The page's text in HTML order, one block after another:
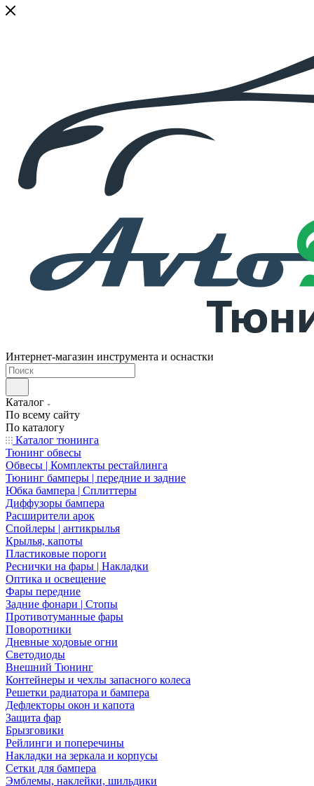
Интернет-магазин инструмента и оснастки
Каталог
По всему сайту
По каталогу
Каталог тюнинга
Тюнинг обвесы
Обвесы | Комплекты рестайлинга
Тюнинг бамперы | передние и задние
Юбка бампера | Сплиттеры
Диффузоры бампера
Расширители арок
Спойлеры | антикрылья
Крылья, капоты
Пластиковые пороги
Реснички на фары | Накладки
Оптика и освещение
Фары передние
Задние фонари | Стопы
Противотуманные фары
Поворотники
Дневные ходовые огни
Светодиоды
Внешний Тюнинг
Контейнеры и чехлы запасного колеса
Решетки радиатора и бампера
Дефлекторы окон и капота
Защита фар
Брызговики
Рейлинги и поперечины
Накладки на зеркала и корпусы
Сетки для бампера
Эмблемы, наклейки, шильдики